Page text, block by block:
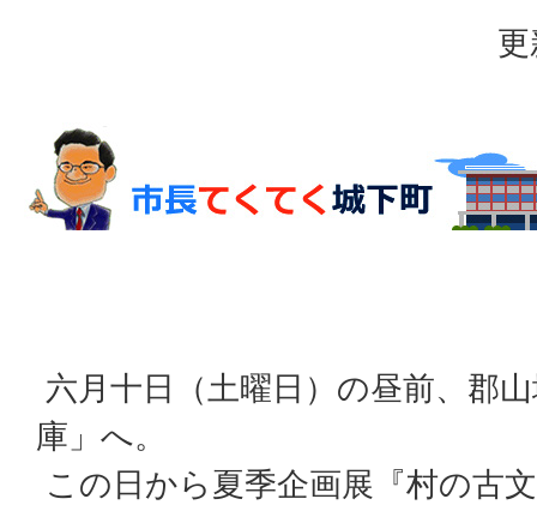
六月十日（土曜日）の昼前、郡
庫」へ。
この日から夏季企画展『村の古